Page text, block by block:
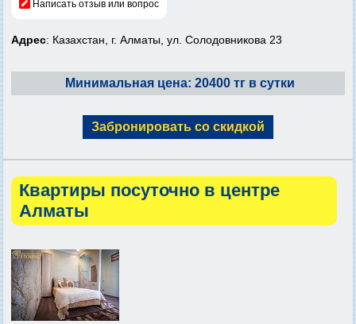
Написать отзыв или вопрос
Адрес: Казахстан, г. Алматы, ул. Солодовникова 23
Минимальная цена: 20400 тг в сутки
Забронировать со скидкой
Квартиры посуточно в центре
Алматы